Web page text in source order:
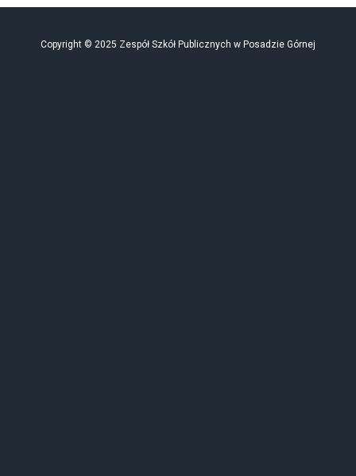
Copyright © 2025 Zespół Szkół Publicznych w Posadzie Górnej